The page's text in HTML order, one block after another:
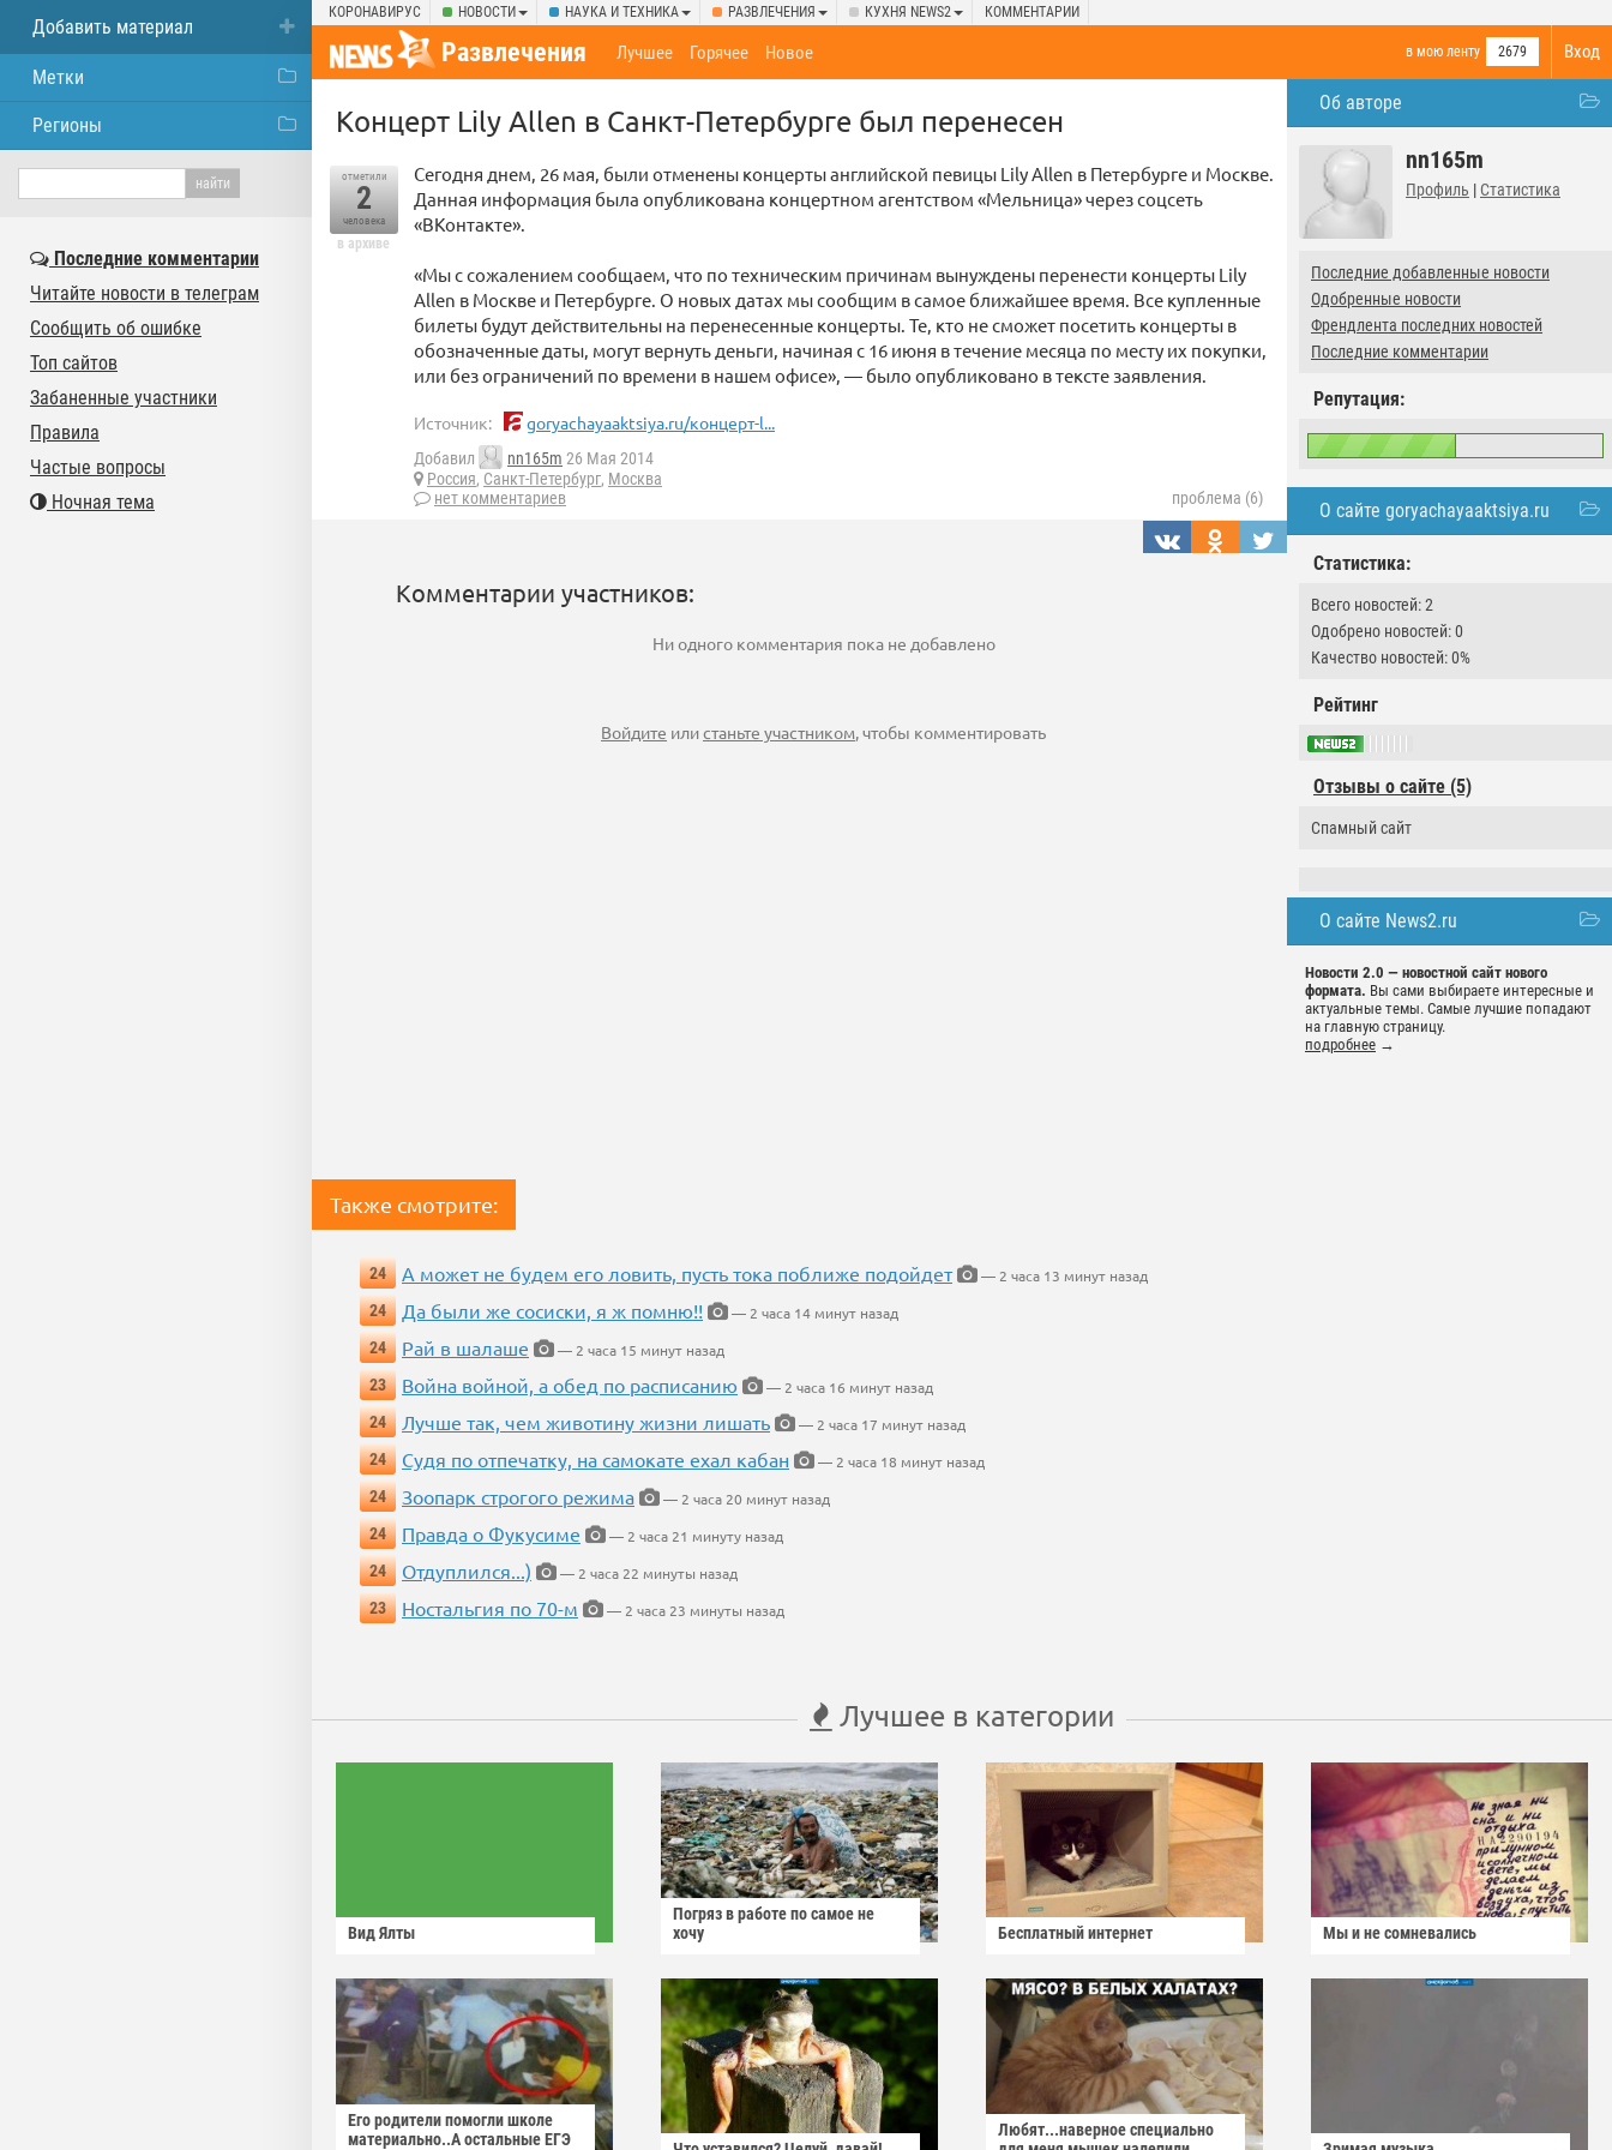
КОРОНАВИРУС НОВОСТИ НАУКА И ТЕХНИКА РАЗВЛЕЧЕНИЯ КУХНЯ NEWS2 КОММЕНТАРИИ
Вход
Развлечения в мою ленту 2679
Лучшее Горячее Новое
Об авторе
nn165m
Профиль | Статистика
Последние добавленные новости
Одобренные новости
Френдлента последних новостей
Последние комментарии
Репутация:
О сайте goryachayaaktsiya.ru
Статистика:
Всего новостей: 2
Одобрено новостей: 0
Качество новостей: 0%
Рейтинг
Отзывы о сайте (5)
Спамный сайт
О сайте News2.ru
Новости 2.0 — новостной сайт нового
формата. Вы сами выбираете интересные и
актуальные темы. Самые лучшие попадают
на главную страницу.
подробнее →
Концерт Lily Allen в Санкт-Петербурге был перенесен
отметили
2
человека
в архиве
Сегодня днем, 26 мая, были отменены концерты английской певицы Lily Allen в Петербурге и Москве.
Данная информация была опубликована концертном агентством «Мельница» через соцсеть
«ВКонтакте».
«Мы с сожалением сообщаем, что по техническим причинам вынуждены перенести концерты Lily
Allen в Москве и Петербурге. О новых датах мы сообщим в самое ближайшее время. Все купленные
билеты будут действительны на перенесенные концерты. Те, кто не сможет посетить концерты в
обозначенные даты, могут вернуть деньги, начиная с 16 июня в течение месяца по месту их покупки,
или без ограничений по времени в нашем офисе», — было опубликовано в тексте заявления.
Источник: goryachayaaktsiya.ru/концерт-l...
Добавил nn165m 26 Мая 2014
Россия, Санкт-Петербург, Москва
нет комментариев
проблема (6)
Комментарии участников:
Ни одного комментария пока не добавлено
Войдите илистаньте участником, чтобы комментировать
Также смотрите:
24 А может не будем его ловить, пусть тока поближе подойдет
— 2 часа 13 минут назад
24
Да были же сосиски, я ж помню!!
— 2 часа 14 минут назад
24
Рай в шалаше
— 2 часа 15 минут назад
23
Война войной, а обед по расписанию
— 2 часа 16 минут назад
24
Лучше так, чем животину жизни лишать
— 2 часа 17 минут назад
24
Судя по отпечатку, на самокате ехал кабан
— 2 часа 18 минут назад
24
Зоопарк строгого режима
— 2 часа 20 минут назад
24
Правда о Фукусиме
— 2 часа 21 минуту назад
24
Отдуплился...)
— 2 часа 22 минуты назад
23
Ностальгия по 70-м — 2 часа 23 минуты назад
Лучшее в категории
Вид Ялты
Погряз в работе по самое не
хочу
Бесплатный интернет Мы и не сомневались
Его родители помогли школе
материально..А остальные ЕГЭ
Любят...наверное специально
Добавить материал
Метки
Регионы
Последние комментарии
Читайте новости в телеграм
Сообщить об ошибке
Топ сайтов
Забаненные участники
Правила
Частые вопросы
Ночная тема